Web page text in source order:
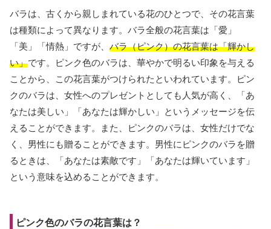
バラは、古くから親しまれている花のひとつで、その花言葉
は種類によって異なります。バラ全般の花言葉は「愛」
「美」「情熱」ですが、 バラ（ピンク）の花言葉は「輝かし
い」です。ピンク色のバラは、華やかで明るい印象を与える
ことから、この花言葉がつけられたといわれています。ピン
クのバラは、女性へのプレゼントとしても人気が高く、「あ
なたは美しい」「あなたは輝かしい」というメッセージを伝
えることができます。また、ピンクのバラは、女性だけでな
く、男性にも贈ることができます。男性にピンクのバラを贈
るときは、「あなたは素敵です」「あなたは輝いています」
という意味を込めることができます。
ピンク色のバラの花言葉は？